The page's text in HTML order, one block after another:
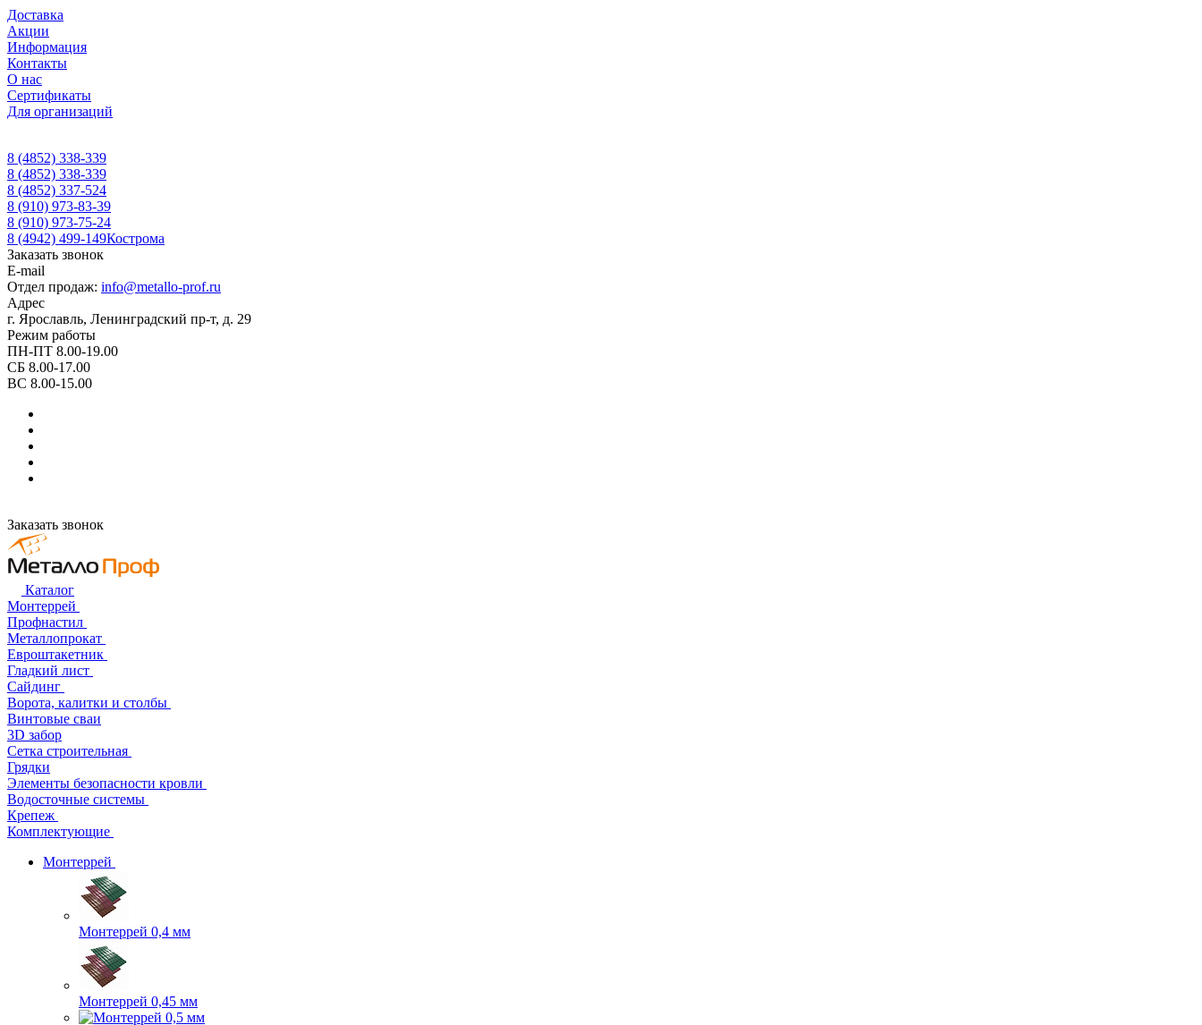
Доставка
Акции
Информация
Контакты
О нас
Сертификаты
Для организаций
8 (4852) 338-339
8 (4852) 338-339
8 (4852) 337-524
8 (910) 973-83-39
8 (910) 973-75-24
8 (4942) 499-149Кострома
Заказать звонок
E-mail
Отдел продаж: info@metallo-prof.ru
Адрес
г. Ярославль, Ленинградский пр-т, д. 29
Режим работы
ПН-ПТ 8.00-19.00
СБ 8.00-17.00
ВС 8.00-15.00
Заказать звонок
Каталог
Монтеррей
Профнастил
Металлопрокат
Евроштакетник
Гладкий лист
Сайдинг
Ворота, калитки и столбы
Винтовые сваи
3D забор
Сетка строительная
Грядки
Элементы безопасности кровли
Водосточные системы
Крепеж
Комплектующие
Монтеррей
Монтеррей 0,4 мм
Монтеррей 0,45 мм